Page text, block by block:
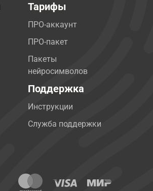
Тарифы
ПРО-аккаунт
ПРО-пакет
Пакеты
нейросимволов
Поддержка
Инструкции
Служба поддержки